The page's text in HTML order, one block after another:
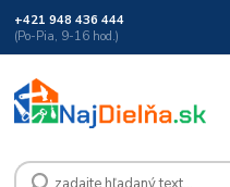
+421 948 436 444
(Po-Pia, 9-16 hod.)